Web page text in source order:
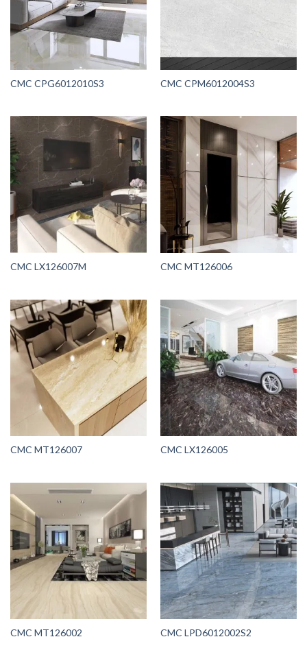
CMC CPG6012010S3 CMC CPM6012004S3
CMC LX126007M CMC MT126006
CMC MT126007 CMC LX126005
CMC MT126002 CMC LPD6012002S2